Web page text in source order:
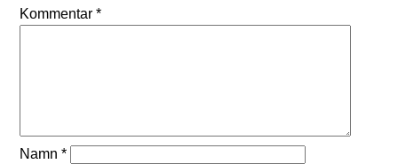
Kommentar*
Namn*